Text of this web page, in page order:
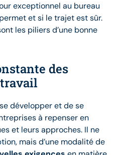
exceptionnel au bureau
et si le trajet est sûr.
les piliers d’une bonne
des
développer et de se
à repenser en
et leurs approches. Il ne
mais d’une modalité de